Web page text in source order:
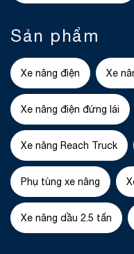
Sản phẩm
Xe nâng điện Xe
Xe nâng điện đứng lái
Xe nâng Reach Truck
Phụ tùng xe nâng
Xe nâng dầu 2.5 tấn